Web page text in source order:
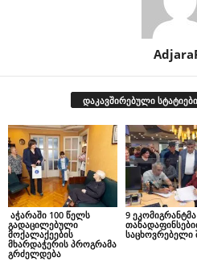
დაკავშირებული სტატიები
აჭარაში 100 წელს
გადაცილებული
მოქალაქეების
მხარდაჭერის პროგრამა
გრძელდება
9
საცხოვრებელი